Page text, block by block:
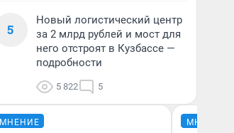
5
Новый логистический центр
за 2 млрд рублей и мост для
него отстроят в Кузбассе —
подробности
5 822 5
МНЕНИЕ МНЕНИЕ